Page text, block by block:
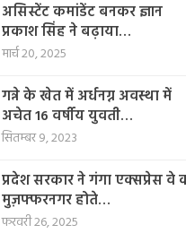
असिस्टेंट कमांडेंट बनकर ज्ञान
प्रकाश सिंह ने बढ़ाया…
मार्च 20, 2025
गन्ने के खेत में अर्धनग्न अवस्था में
अचेत 16 वर्षीय युवती…
सितम्बर 9, 2023
प्रदेश सरकार ने गंगा एक्सप्रेस वे
मुज़फ्फरनगर होते…
फरवरी 26, 2025